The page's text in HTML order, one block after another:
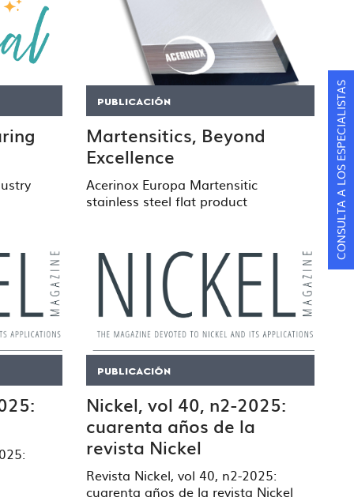
PUBLICACIÓN
Martensitics, Beyond
Excellence
Acerinox Europa Martensitic
stainless steel flat product
PUBLICACIÓN
Nickel, vol 40, n2-2025:
cuarenta años de la
revista Nickel
Revista Nickel, vol 40, n2-2025:
cuarenta años de la revista Nickel
CONSULTA A LOS ESPECIALISTAS